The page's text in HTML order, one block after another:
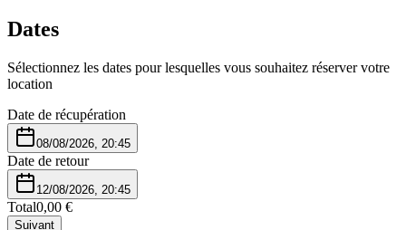
Dates
Sélectionnez les dates pour lesquelles vous souhaitez réserver votre
location
Date de récupération
08/08/2026, 20:45
Date de retour
12/08/2026, 20:45
Total0,00 €
Suivant